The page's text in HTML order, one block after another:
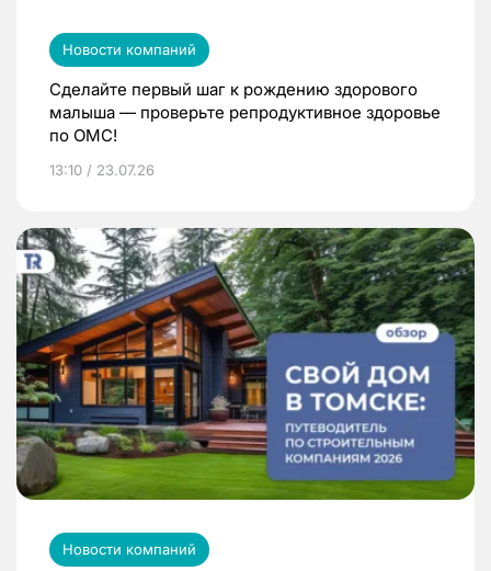
Новости компаний
Сделайте первый шаг к рождению здорового
малыша — проверьте репродуктивное здоровье
по ОМС!
13:10 / 23.07.26
Новости компаний